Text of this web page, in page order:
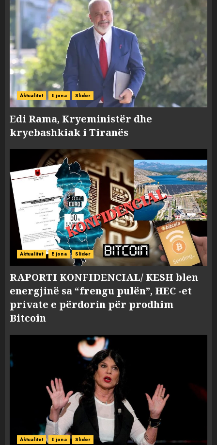
Aktualitet E jona Slider
Edi Rama, Kryeministër dhe
kryebashkiak i Tiranës
Aktualitet E jona Slider
RAPORTI KONFIDENCIAL/ KESH blen
energjinë sa “frengu pulën”, HEC -et
private e përdorin për prodhim
Bitcoin
Aktualitet E jona Slider